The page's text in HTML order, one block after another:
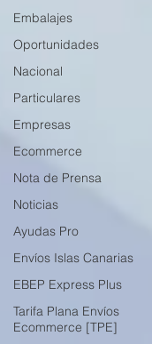
Embalajes
Oportunidades
Nacional
Particulares
Empresas
Ecommerce
Nota de Prensa
Noticias
Ayudas Pro
Envíos Islas Canarias
EBEP Express Plus
Tarifa Plana Envíos
Ecommerce [TPE]